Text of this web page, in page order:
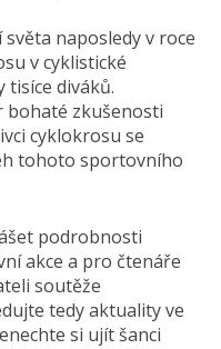
naposledy v roce
v cyklistické
tisíce diváků.
bohaté zkušenosti
cyklokrosu se
tohoto sportovního
podrobnosti
akce a pro čtenáře
soutěže
tedy aktuality ve
si ujít šanci